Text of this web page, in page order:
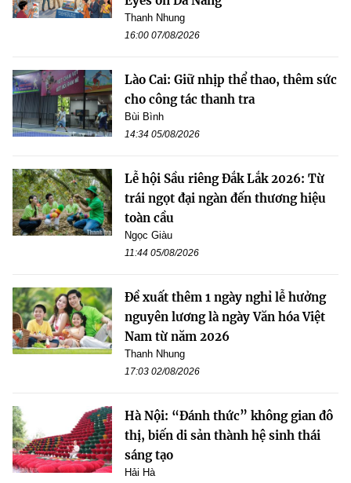
Thanh Nhung
16:00 07/08/2026
Lào Cai: Giữ nhịp thể thao, thêm sức
cho công tác thanh tra
Bùi Bình
14:34 05/08/2026
Lễ hội Sầu riêng Đắk Lắk 2026: Từ
trái ngọt đại ngàn đến thương hiệu
toàn cầu
Ngọc Giàu
11:44 05/08/2026
Đề xuất thêm 1 ngày nghỉ lễ hưởng
nguyên lương là ngày Văn hóa Việt
Nam từ năm 2026
Thanh Nhung
17:03 02/08/2026
Hà Nội: “Đánh thức” không gian đô
thị, biến di sản thành hệ sinh thái
sáng tạo
Hải Hà